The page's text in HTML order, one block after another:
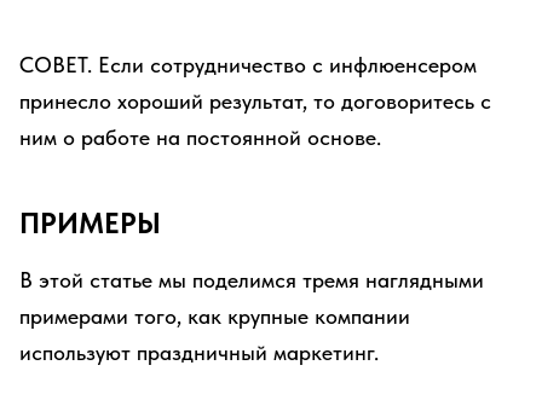
СОВЕТ. Если сотрудничество с инфлюенсером
принесло хороший результат, то договоритесь с
ним о работе на постоянной основе.
ПРИМЕРЫ
В этой статье мы поделимся тремя наглядными
примерами того, как крупные компании
используют праздничный маркетинг.